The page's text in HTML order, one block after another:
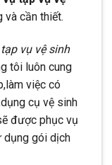
và cần thiết.
vụ vệ sinh
tôi luôn cung
việc có
cụ vệ sinh
được phục vụ
dụng gói dịch